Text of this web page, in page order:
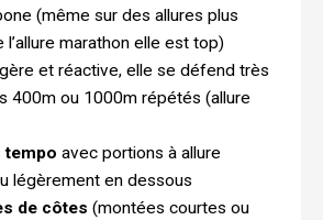
(même sur des allures plus
l’allure marathon elle est top)
et réactive, elle se défend très
400m ou 1000m répétés (allure
tempo avec portions à allure
légèrement en dessous
de côtes (montées courtes ou